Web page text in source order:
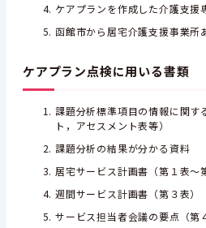
ケアプランを作成した介護支援
函館市から居宅介護支援事業所
ケアプラン点検に用いる書類
課題分析標準項目の情報に関す
ト，アセスメント表等）
課題分析の結果が分かる資料
居宅サービス計画書（第１表～
週間サービス計画書（第３表）
サービス担当者会議の要点（第